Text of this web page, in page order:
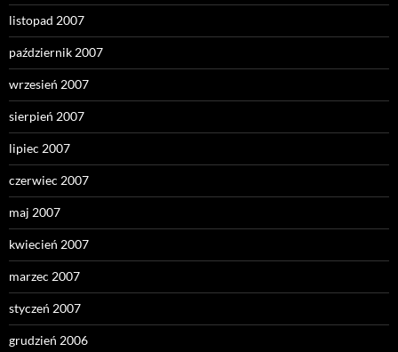
listopad 2007
październik 2007
wrzesień 2007
sierpień 2007
lipiec 2007
czerwiec 2007
maj 2007
kwiecień 2007
marzec 2007
styczeń 2007
grudzień 2006